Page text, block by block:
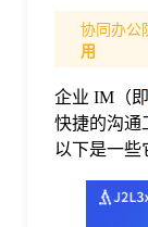
格
协同办公
用
企业 IM（即
快捷的沟通
以下是一些